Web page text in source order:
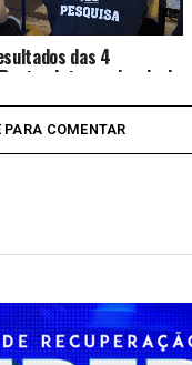
das 4
Internacionais da
PARA COMENTAR